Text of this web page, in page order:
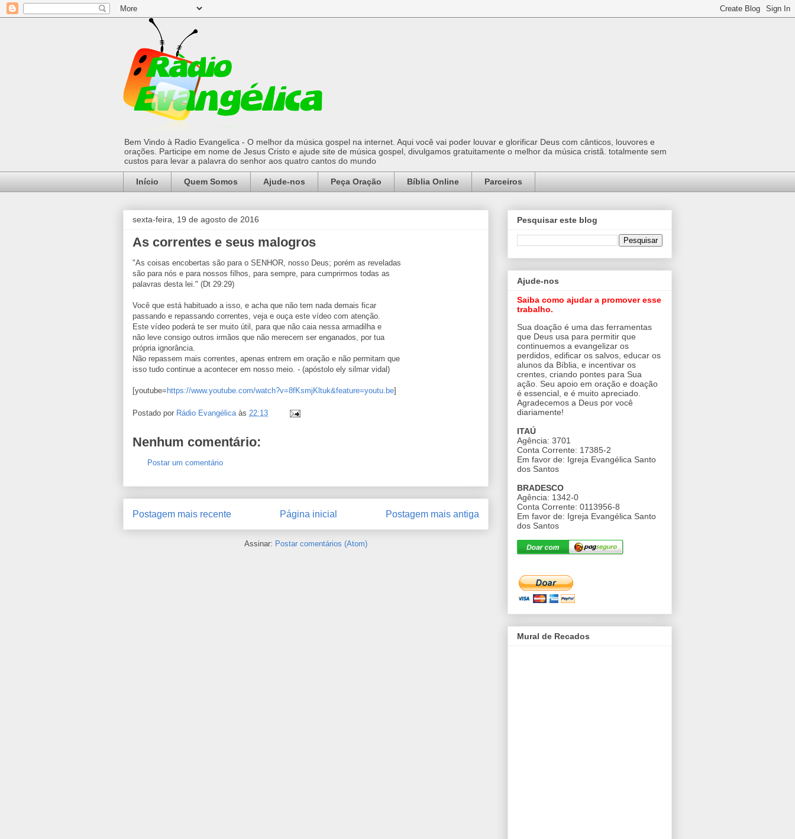
Bem Vindo à Radio Evangelica - O melhor da música gospel na internet. Aqui você vai poder louvar e glorificar Deus com cânticos, louvores e
orações. Participe em nome de Jesus Cristo e ajude site de música gospel, divulgamos gratuitamente o melhor da música cristã. totalmente sem
custos para levar a palavra do senhor aos quatro cantos do mundo
Início Quem Somos Ajude-nos Peça Oração Bíblia Online Parceiros
sexta-feira, 19 de agosto de 2016
As correntes e seus malogros
"As coisas encobertas são para o SENHOR, nosso Deus; porém as reveladas
são para nós e para nossos filhos, para sempre, para cumprirmos todas as
palavras desta lei." (Dt 29:29)
Você que está habituado a isso, e acha que não tem nada demais ficar
passando e repassando correntes, veja e ouça este vídeo com atenção.
Este vídeo poderá te ser muito útil, para que não caia nessa armadilha e
não leve consigo outros irmãos que não merecem ser enganados, por tua
própria ignorância.
Não repassem mais correntes, apenas entrem em oração e não permitam que
isso tudo continue a acontecer em nosso meio. - (apóstolo ely silmar vidal)
[youtube= https://www.youtube.com/watch?v=8fKsmjKltuk&feature=youtu.be]
Postado por Rádio Evangélica às 22:13
Nenhum comentário:
Postar um comentário
Postagem mais recente Postagem mais antiga
Página inicial
Assinar: Postar comentários (Atom)
Pesquisar este blog
Ajude-nos
Saiba como ajudar a promover esse
trabalho.
Sua doação é uma das ferramentas
que Deus usa para permitir que
continuemos a evangelizar os
perdidos, edificar os salvos, educar os
alunos da Bíblia, e incentivar os
crentes, criando pontes para Sua
ação. Seu apoio em oração e doação
é essencial, e é muito apreciado.
Agradecemos a Deus por você
diariamente!
ITAÚ
Agência: 3701
Conta Corrente: 17385-2
Em favor de: Igreja Evangélica Santo
dos Santos
BRADESCO
Agência: 1342-0
Conta Corrente: 0113956-8
Em favor de: Igreja Evangélica Santo
dos Santos
Mural de Recados